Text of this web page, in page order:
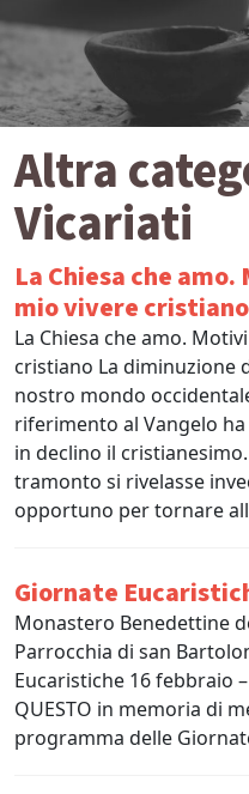
Altra
Vicariati
La Chiesa che
mio vivere cristiano
La Chiesa che amo.
cristiano La diminuzione
nostro mondo
riferimento al Vangelo
in declino il
tramonto si rivelasse
opportuno per tornare
Giornate
Monastero Benedettine
Parrocchia di san
Eucaristiche 16 febbraio
QUESTO in memoria di
programma delle